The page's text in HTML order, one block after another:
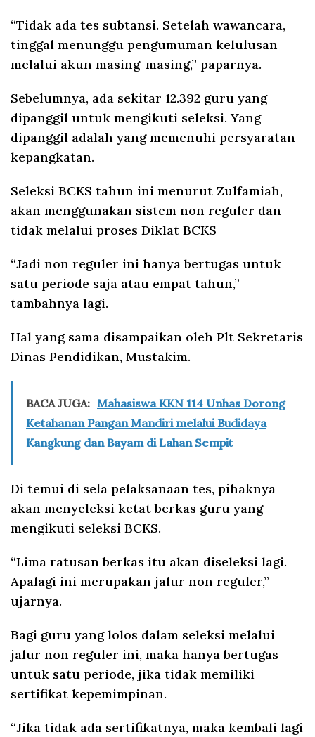
“Tidak ada tes subtansi. Setelah wawancara,
tinggal menunggu pengumuman kelulusan
melalui akun masing-masing,” paparnya.
Sebelumnya, ada sekitar 12.392 guru yang
dipanggil untuk mengikuti seleksi. Yang
dipanggil adalah yang memenuhi persyaratan
kepangkatan.
Seleksi BCKS tahun ini menurut Zulfamiah,
akan menggunakan sistem non reguler dan
tidak melalui proses Diklat BCKS
“Jadi non reguler ini hanya bertugas untuk
satu periode saja atau empat tahun,”
tambahnya lagi.
Hal yang sama disampaikan oleh Plt Sekretaris
Dinas Pendidikan, Mustakim.
BACA JUGA: Mahasiswa KKN 114 Unhas Dorong
Ketahanan Pangan Mandiri melalui Budidaya
Kangkung dan Bayam di Lahan Sempit
Di temui di sela pelaksanaan tes, pihaknya
akan menyeleksi ketat berkas guru yang
mengikuti seleksi BCKS.
“Lima ratusan berkas itu akan diseleksi lagi.
Apalagi ini merupakan jalur non reguler,”
ujarnya.
Bagi guru yang lolos dalam seleksi melalui
jalur non reguler ini, maka hanya bertugas
untuk satu periode, jika tidak memiliki
sertifikat kepemimpinan.
“Jika tidak ada sertifikatnya, maka kembali lagi